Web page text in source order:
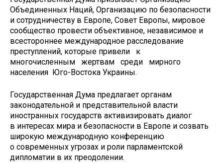
Объединенных Наций, Организацию по безопасности
и сотрудничеству в Европе, Совет Европы, мировое
сообщество провести объективное, независимое и
всестороннее международное расследование
преступлений, которые привели к
многочисленным жертвам среди мирного
населения Юго-Востока Украины.
Государственная Дума предлагает органам
законодательной и представительной власти
иностранных государств активизировать диалог
в интересах мира и безопасности в Европе и созвать
широкую международную конференцию
о современных угрозах и роли парламентской
дипломатии в их преодолении.